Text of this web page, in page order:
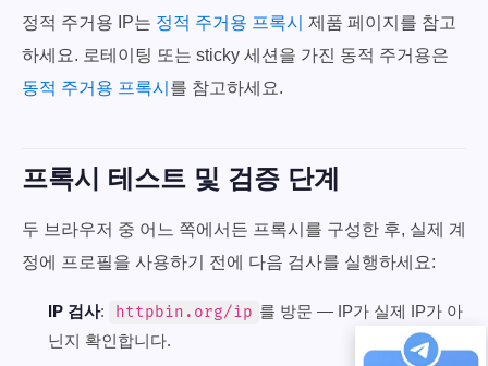
정적 주거용 IP는 정적 주거용 프록시 제품 페이지를 참고
하세요. 로테이팅 또는 sticky 세션을 가진 동적 주거용은
동적 주거용 프록시 를 참고하세요.
프록시 테스트 및 검증 단계
두 브라우저 중 어느 쪽에서든 프록시를 구성한 후, 실제 계
정에 프로필을 사용하기 전에 다음 검사를 실행하세요:
IP 검사: httpbin.org/ip 를 방문 — IP가 실제 IP가 아
닌지 확인합니다.